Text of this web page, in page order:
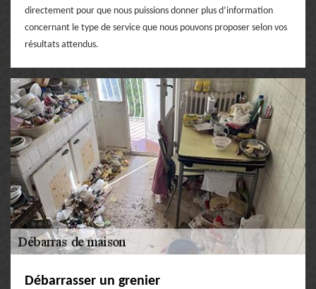
directement pour que nous puissions donner plus d’information
concernant le type de service que nous pouvons proposer selon vos
résultats attendus.
Débarrasser un grenier